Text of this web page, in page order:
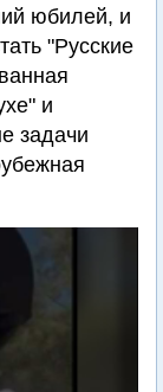
юбилей, и
"Русские
и
задачи